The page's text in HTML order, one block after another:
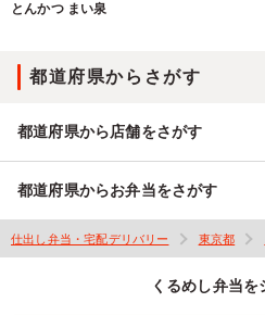
とんかつ まい泉
都道府県からさがす
都道府県から店舗をさがす
都道府県からお弁当をさがす
仕出し弁当・宅配デリバリー 東京都
くるめし弁当を